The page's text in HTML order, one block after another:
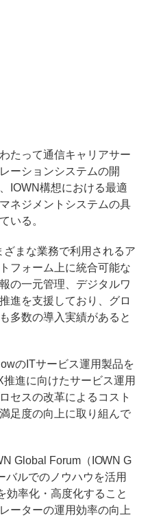
たって通信キャリアサー
ーションシステムの開
IOWN構想における最適
ネジメントシステムの具
いる。
まな業務で利用されるア
フォーム上に統合可能な
の一元管理、デジタルワ
進を支援しており、グロ
多数の導入実績があると
のITサービス運用製品を
進に向けたサービス運用
セスの改革によるコスト
足度の向上に取り組んで
Global Forum（IOWN G
バルでのノウハウを活用
効率化・高度化すること
ーターの運用効率の向上